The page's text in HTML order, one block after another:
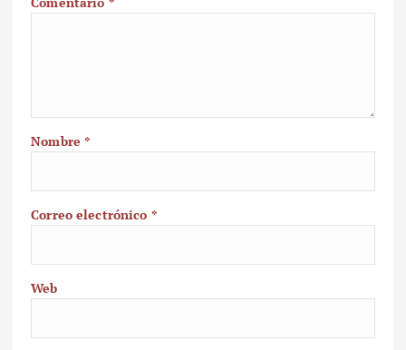
Nombre*
Correo electrónico *
Web